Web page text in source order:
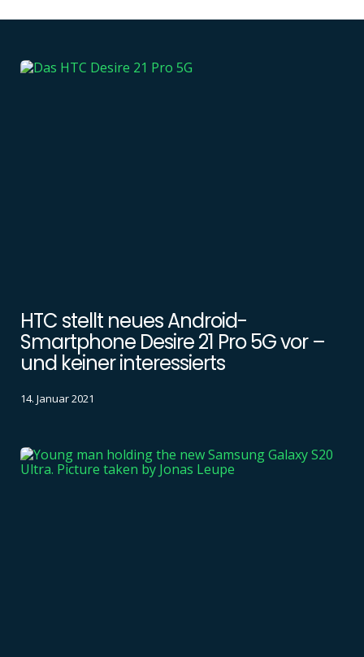
HTC stellt neues Android-
Smartphone Desire 21 Pro 5G vor –
und keiner interessierts
14. Januar 2021